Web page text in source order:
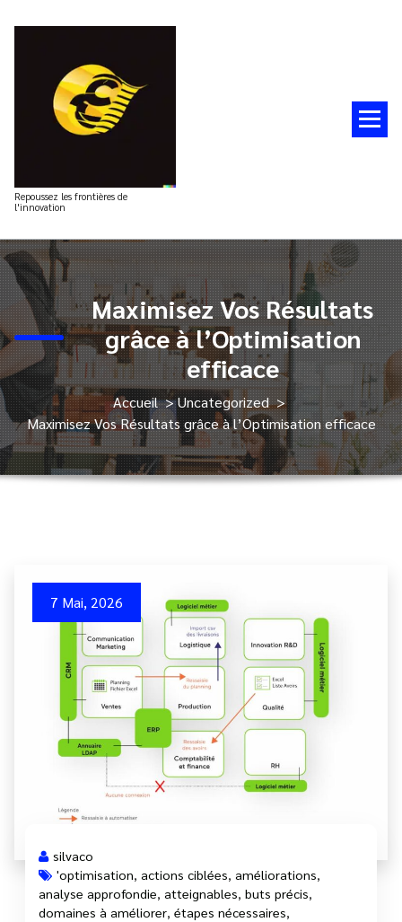
Repoussez les frontières de
l'innovation
Maximisez Vos Résultats
grâce à l’Optimisation
efficace
Accueil>Uncategorized>
Maximisez Vos Résultats grâce à l’Optimisation efficace
7 Mai, 2026
silvaco
'optimisation, actions ciblées, améliorations,
analyse approfondie, atteignables, buts précis,
domaines à améliorer, étapes nécessaires,